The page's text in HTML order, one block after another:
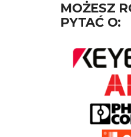
MOŻESZ
PYTAĆ O: